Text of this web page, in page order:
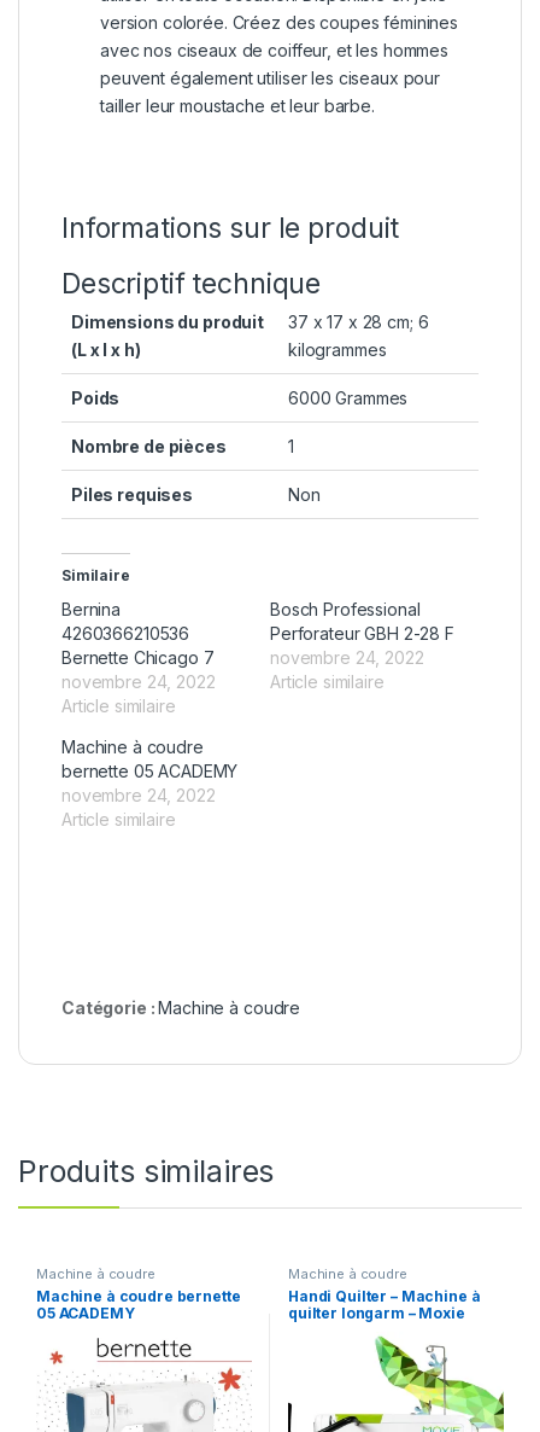
version colorée. Créez des coupes féminines
avec nos ciseaux de coiffeur, et les hommes
peuvent également utiliser les ciseaux pour
tailler leur moustache et leur barbe.
Informations sur le produit
Descriptif technique
Dimensions du produit
(L x l x h)
‎37 x 17 x 28 cm; 6
kilogrammes
Poids ‎6000 Grammes
Nombre de pièces ‎1
Piles requises ‎Non
Similaire
Bernina
4260366210536
Bernette Chicago 7
novembre 24, 2022
Article similaire
Bosch Professional
Perforateur GBH 2-28 F
novembre 24, 2022
Article similaire
Machine à coudre
bernette 05 ACADEMY
novembre 24, 2022
Article similaire
Catégorie :Machine à coudre
Produits similaires
Machine à coudre
Machine à coudre bernette
05 ACADEMY
Machine à coudre
Handi Quilter – Machine à
quilter longarm – Moxie